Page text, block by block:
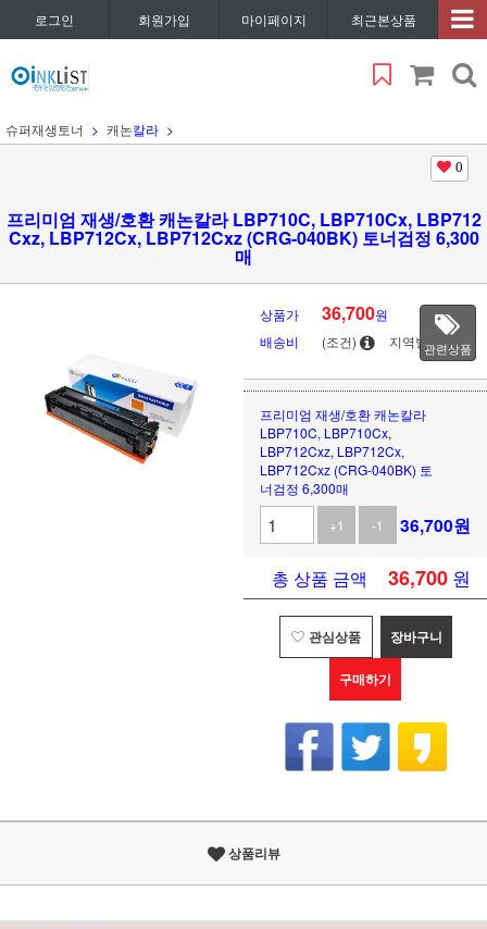
로그인 회원가입 마이페이지 최근본상품
슈퍼재생토너 캐논칼라
0
프리미엄 재생/호환 캐논칼라 LBP710C, LBP710Cx, LBP712
Cxz, LBP712Cx, LBP712Cxz (CRG-040BK) 토너검정 6,300
매
상품가 36,700원
배송비
(조건) 지역별관련상품
프리미엄 재생/호환 캐논칼라
LBP710C, LBP710Cx,
LBP712Cxz, LBP712Cx,
LBP712Cxz (CRG-040BK) 토
너검정 6,300매
+1
-1 36,700원
총 상품 금액 36,700 원
관심상품 장바구니
구매하기
상품리뷰